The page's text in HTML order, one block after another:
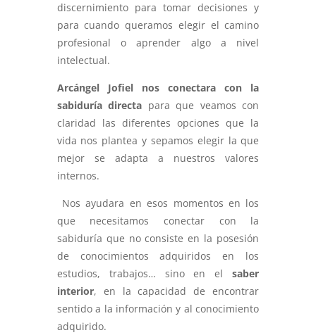
discernimiento para tomar decisiones y
para cuando queramos elegir el camino
profesional o aprender algo a nivel
intelectual.
Arcángel Jofiel nos conectara con la
sabiduría directa para que veamos con
claridad las diferentes opciones que la
vida nos plantea y sepamos elegir la que
mejor se adapta a nuestros valores
internos.
Nos ayudara en esos momentos en los
que necesitamos conectar con la
sabiduría que no consiste en la posesión
de conocimientos adquiridos en los
estudios, trabajos… sino en elsaber
interior, en la capacidad de encontrar
sentido a la información y al conocimiento
adquirido.